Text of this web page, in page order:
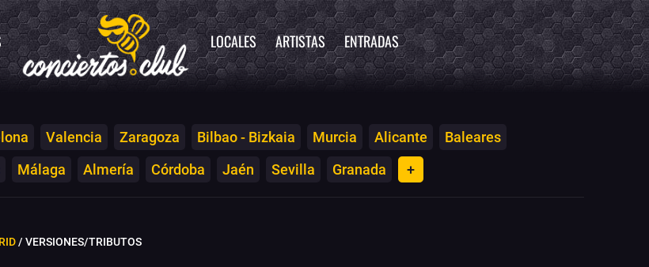
LOCALES ARTISTAS ENTRADAS
Valencia Zaragoza Bilbao - Bizkaia Murcia Alicante
Baleares
Málaga Almería Córdoba Jaén Sevilla Granada +
/ VERSIONES/TRIBUTOS